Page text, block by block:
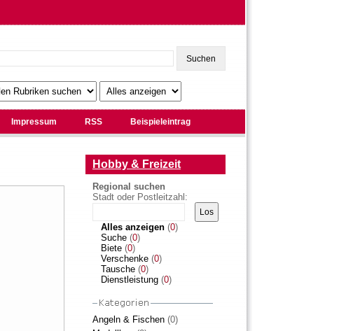
Impressum RSS Beispieleintrag
Hobby & Freizeit
Regional suchen
Stadt oder Postleitzahl:
Alles anzeigen (0)
Suche (0)
Biete (0)
Verschenke (0)
Tausche (0)
Dienstleistung (0)
Angeln & Fischen (0)